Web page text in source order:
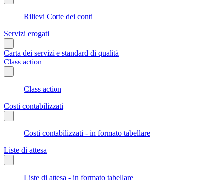
Rilievi Corte dei conti
Servizi erogati
Carta dei servizi e standard di qualità
Class action
Class action
Costi contabilizzati
Costi contabilizzati - in formato tabellare
Liste di attesa
Liste di attesa - in formato tabellare